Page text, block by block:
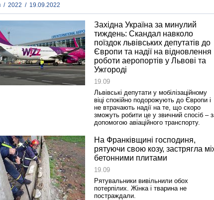
/ 2022 / 19.09.2022
Західна Україна за минулий
тиждень: Скандал навколо
поїздок львівських депутатів до
Європи та надії на відновлення
роботи аеропортів у Львові та
Ужгороді
19.09
Львівські депутати у мобілізаційному
віці спокійно подорожують до Європи і
не втрачають надії на те, що скоро
зможуть робити це у звичний спосіб –
допомогою авіаційного транспорту.
На Франківщині господиня,
рятуючи свою козу, застрягла
бетонними плитами
19.09
Рятувальники вивільнили обох
потерпілих. Жінка і тварина не
постраждали.